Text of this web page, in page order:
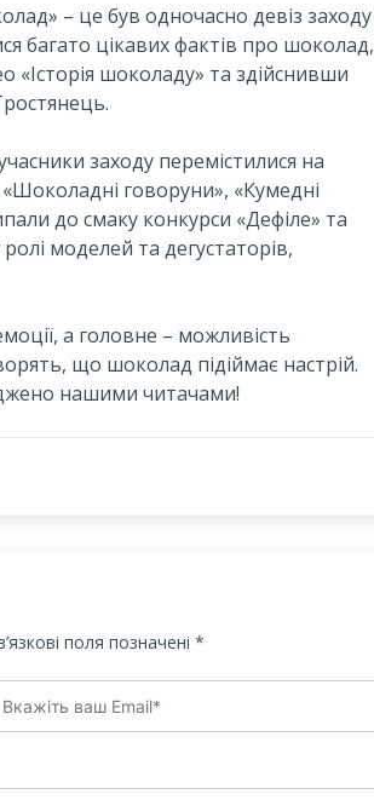
– це був одночасно девіз заходу
багато цікавих фактів про шоколад,
«Історія шоколаду» та здійснивши
заходу перемістилися на
«Шоколадні говоруни», «Кумедні
до смаку конкурси «Дефіле» та
моделей та дегустаторів,
а головне – можливість
що шоколад підіймає настрій.
нашими читачами!
поля позначені *